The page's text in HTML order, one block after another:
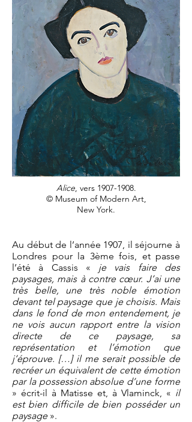
Alice, vers 1907-1908.
© Museum of Modern Art,
New York.
​Au début de l’année 1907, il séjourne à
Londres pour la 3ème fois, et passe
l’été à Cassis « je vais faire des
paysages, mais à contre cœur. J’ai une
très belle, une très noble émotion
devant tel paysage que je choisis. Mais
dans le fond de mon entendement, je
ne vois aucun rapport entre la vision
directe de ce paysage, sa
représentation et l’émotion que
j’éprouve. […] il me serait possible de
recréer un équivalent de cette émotion
par la possession absolue d’une forme
» écrit-il à Matisse et, à Vlaminck, « il
est bien difficile de bien posséder un
paysage».